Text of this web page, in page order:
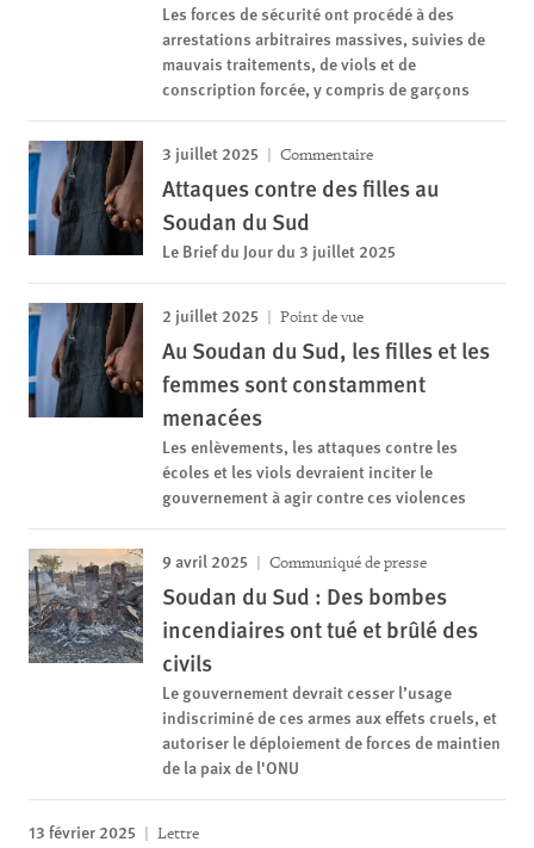
Les forces de sécurité ont procédé à des
arrestations arbitraires massives, suivies de
mauvais traitements, de viols et de
conscription forcée, y compris de garçons
3 juillet 2025 Commentaire
Attaques contre des filles au
Soudan du Sud
Le Brief du Jour du 3 juillet 2025
2 juillet 2025 Point de vue
Au Soudan du Sud, les filles et les
femmes sont constamment
menacées
Les enlèvements, les attaques contre les
écoles et les viols devraient inciter le
gouvernement à agir contre ces violences
9 avril 2025 Communiqué de presse
Soudan du Sud : Des bombes
incendiaires ont tué et brûlé des
civils
Le gouvernement devrait cesser l’usage
indiscriminé de ces armes aux effets cruels, et
autoriser le déploiement de forces de maintien
de la paix de l'ONU
13 février 2025 Lettre